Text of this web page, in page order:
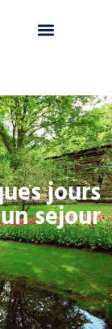
jours
sejour